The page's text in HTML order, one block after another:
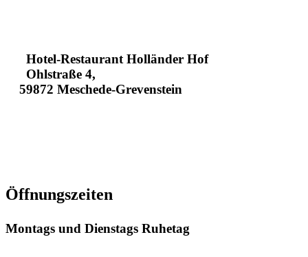
Hotel-Restaurant Holländer Hof
Ohlstraße 4,
59872 Meschede-Grevenstein
Öffnungszeiten
Montags und Dienstags Ruhetag